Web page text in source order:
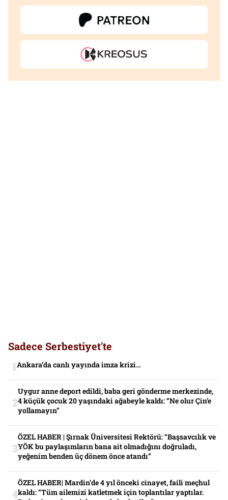
Sadece Serbestiyet'te
Ankara’da canlı yayında imza krizi…
Uygur anne deport edildi, baba geri gönderme merkezinde,
4 küçük çocuk 20 yaşındaki ağabeyle kaldı: “Ne olur Çin’e
yollamayın”
ÖZEL HABER | Şırnak Üniversitesi Rektörü: “Başsavcılık ve
YÖK bu paylaşımların bana ait olmadığını doğruladı,
yeğenim benden üç dönem önce atandı”
ÖZEL HABER| Mardin’de 4 yıl önceki cinayet, faili meçhul
kaldı: “Tüm ailemizi katletmek için toplantılar yaptılar.